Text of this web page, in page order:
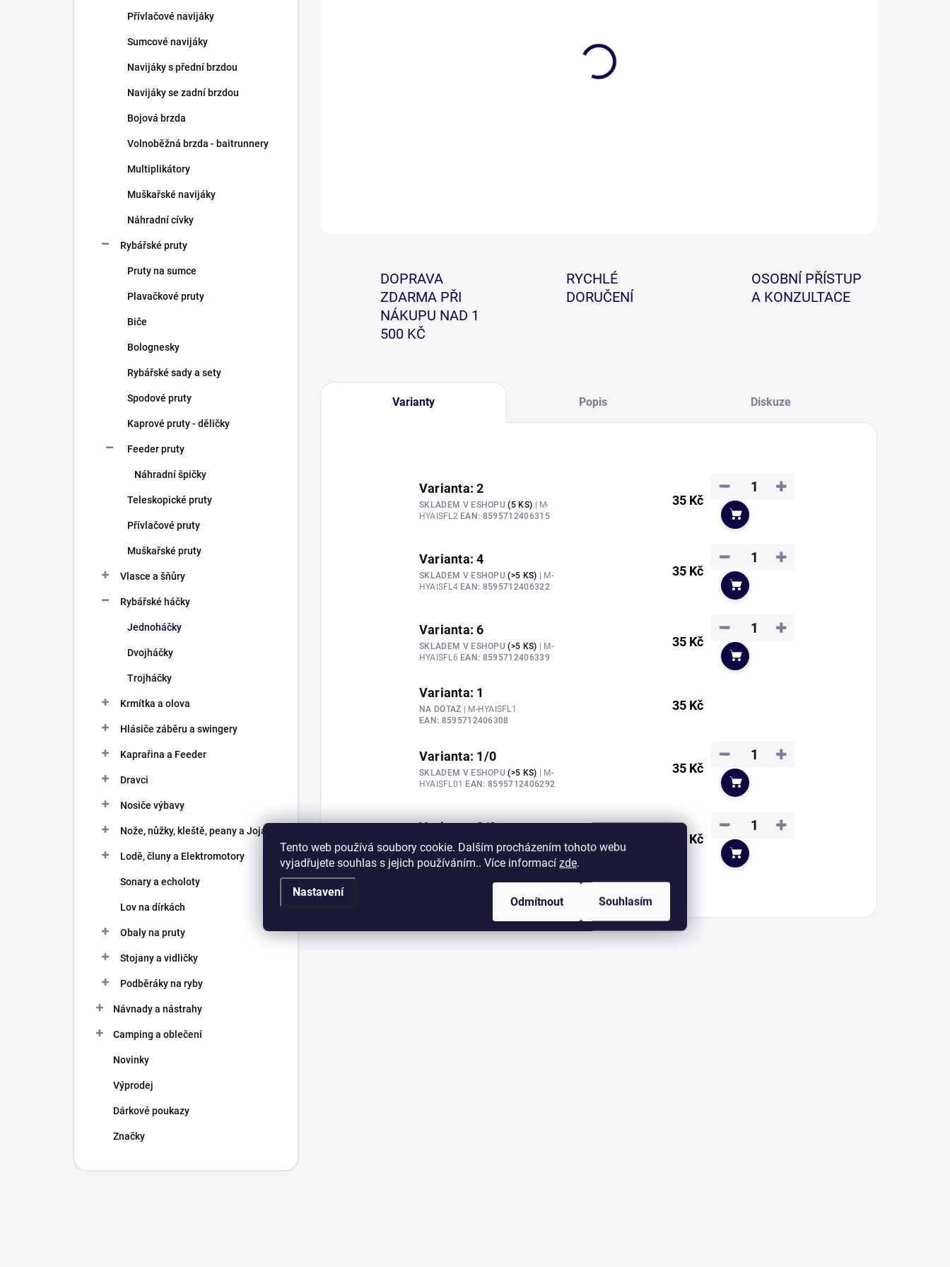
Tento web používá soubory cookie. Dalším procházením tohoto webu
vyjadřujete souhlas s jejich používáním.. Více informací zde.
Nastavení
Odmítnout Souhlasím
Přívlačové navijáky
Sumcové navijáky
Navijáky s přední brzdou
Navijáky se zadní brzdou
Bojová brzda
Volnoběžná brzda - baitrunnery
Multiplikátory
Muškařské navijáky
Náhradní cívky
Rybářské pruty
Pruty na sumce
Plavačkové pruty
Biče
Bolognesky
Rybářské sady a sety
Spodové pruty
Kaprové pruty - děličky
Feeder pruty
Náhradní špičky
Teleskopické pruty
Přívlačové pruty
Muškařské pruty
Vlasce a šňůry
Rybářské háčky
Jednoháčky
Dvojháčky
Trojháčky
Krmítka a olova
Hlásiče záběru a swingery
Kaprařina a Feeder
Dravci
Nosiče výbavy
Nože, nůžky, kleště, peany a Joja
Lodě, čluny a Elektromotory
Sonary a echoloty
Lov na dírkách
Obaly na pruty
Stojany a vidličky
Podběráky na ryby
Návnady a nástrahy
Camping a oblečení
Novinky
Výprodej
Dárkové poukazy
Značky
DOPRAVA
ZDARMA PŘI
NÁKUPU NAD 1
500 KČ
RYCHLÉ
DORUČENÍ
OSOBNÍ PŘÍSTUP
A KONZULTACE
Varianty Popis Diskuze
Varianta: 2
SKLADEM V ESHOPU(5 KS) | M-
HYAISFL2 EAN: 8595712406315
35 Kč
+
−
Do košíku
Varianta: 4
SKLADEM V ESHOPU(>5 KS) | M-
HYAISFL4 EAN: 8595712406322
35 Kč
+
−
Do košíku
Varianta: 6
SKLADEM V ESHOPU(>5 KS) | M-
HYAISFL6 EAN: 8595712406339
35 Kč
+
−
Do košíku
Varianta: 1
NA DOTAZ
| M-HYAISFL1
EAN: 8595712406308
35 Kč
Varianta: 1/0
SKLADEM V ESHOPU(>5 KS) | M-
HYAISFL01 EAN: 8595712406292
35 Kč
+
−
Do košíku
Varianta: 2/0
SKLADEM V ESHOPU(3 KS)| M-
HYAISFL02 EAN: 8595712406285
35 Kč
+
−
Do košíku